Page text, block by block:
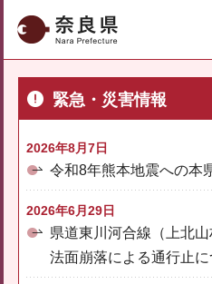
奈良県
緊急・災害情報
2026年8月7日
令和8年熊本地震への本
2026年6月29日
県道東川河合線（上北
法面崩落による通行止に